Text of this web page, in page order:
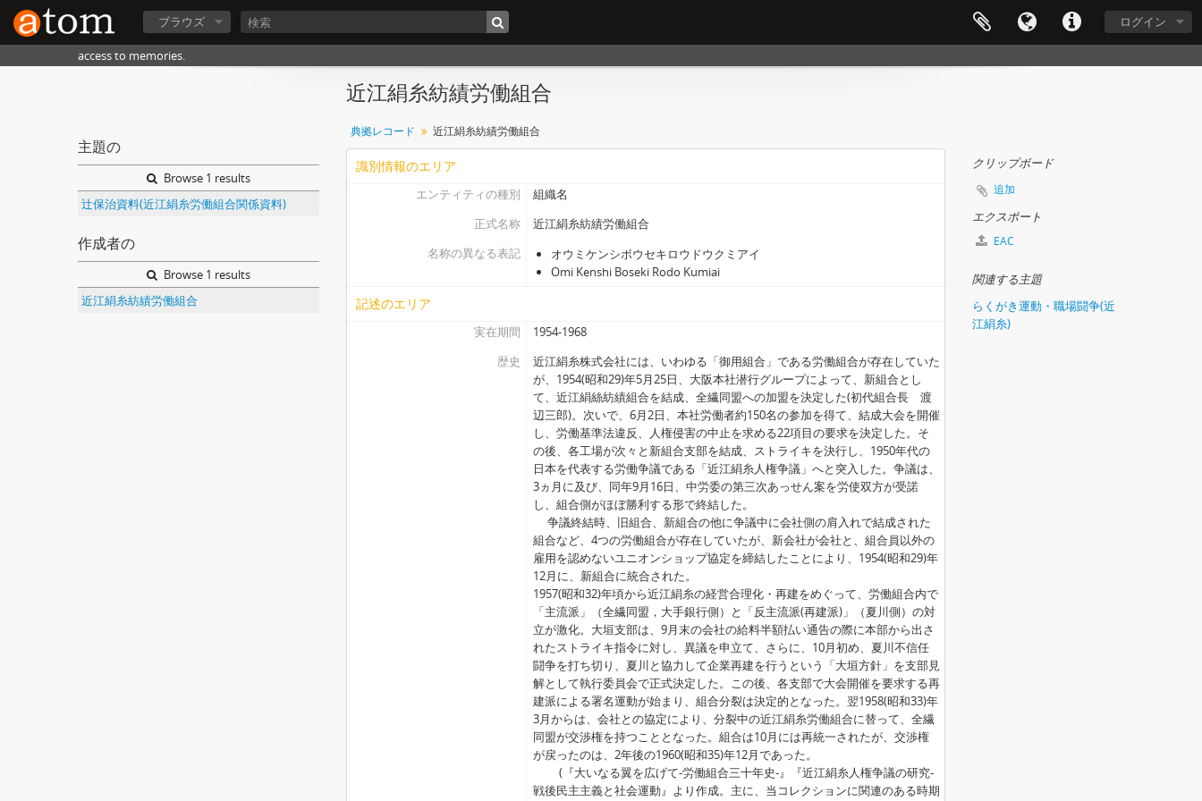
ログイン
ブラウズ
access to memories.
主題の
Browse 1 results
辻保治資料(近江絹糸労働組合関係資料)
作成者の
Browse 1 results
近江絹糸紡績労働組合
近江絹糸紡績労働組合
典拠レコード 近江絹糸紡績労働組合
識別情報のエリア
エンティティの種別
組織名
正式名称
近江絹糸紡績労働組合
名称の異なる表記
オウミケンシボウセキロウドウクミアイ
Omi Kenshi Boseki Rodo Kumiai
記述のエリア
実在期間
1954-1968
歴史
近江絹糸株式会社には、いわゆる「御用組合」である労働組合が存在していた
が、1954(昭和29)年5月25日、大阪本社潜行グループによって、新組合とし
て、近江絹絲紡績組合を結成、全繊同盟への加盟を決定した(初代組合長 渡
辺三郎)。次いで、6月2日、本社労働者約150名の参加を得て、結成大会を開催
し、労働基準法違反、人権侵害の中止を求める22項目の要求を決定した。そ
の後、各工場が次々と新組合支部を結成、ストライキを決行し、1950年代の
日本を代表する労働争議である「近江絹糸人権争議」へと突入した。争議は、
3ヵ月に及び、同年9月16日、中労委の第三次あっせん案を労使双方が受諾
し、組合側がほぼ勝利する形で終結した。
争議終結時、旧組合、新組合の他に争議中に会社側の肩入れで結成された
組合など、4つの労働組合が存在していたが、新会社が会社と、組合員以外の
雇用を認めないユニオンショップ協定を締結したことにより、1954(昭和29)年
12月に、新組合に統合された。
1957(昭和32)年頃から近江絹糸の経営合理化・再建をめぐって、労働組合内で
「主流派」（全繊同盟，大手銀行側）と「反主流派(再建派)」（夏川側）の対
立が激化。大垣支部は、9月末の会社の給料半額払い通告の際に本部から出さ
れたストライキ指令に対し、異議を申立て、さらに、10月初め、夏川不信任
闘争を打ち切り、夏川と協力して企業再建を行うという「大垣方針」を支部見
解として執行委員会で正式決定した。この後、各支部で大会開催を要求する再
建派による署名運動が始まり、組合分裂は決定的となった。翌1958(昭和33)年
3月からは、会社との協定により、分裂中の近江絹糸労働組合に替って、全繊
同盟が交渉権を持つこととなった。組合は10月には再統一されたが、交渉権
が戻ったのは、2年後の1960(昭和35)年12月であった。
(『大いなる翼を広げて-労働組合三十年史-』『近江絹糸人権争議の研究-
戦後民主主義と社会運動』より作成。主に、当コレクションに関連のある時期
クリップボード
追加
エクスポート
EAC
関連する主題
らくがき運動・職場闘争(近
江絹糸)